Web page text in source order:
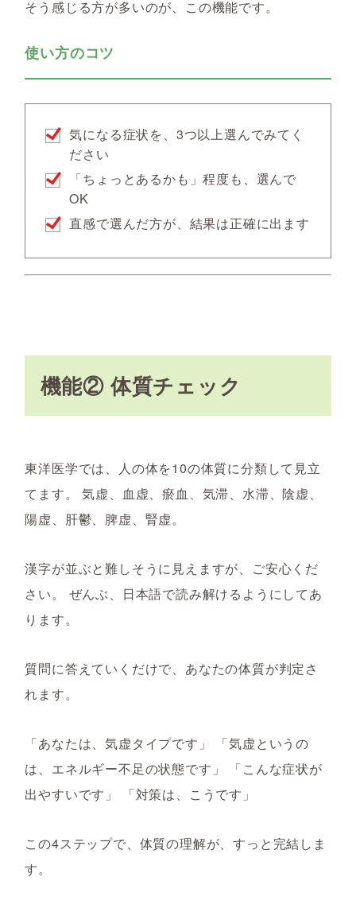
そう感じる方が多いのが、この機能です。
使い方のコツ
気になる症状を、3つ以上選んでみてく
ださい
「ちょっとあるかも」程度も、選んで
OK
直感で選んだ方が、結果は正確に出ます
機能② 体質チェック
東洋医学では、人の体を10の体質に分類して見立
てます。 気虚、血虚、瘀血、気滞、水滞、陰虚、
陽虚、肝鬱、脾虚、腎虚。
漢字が並ぶと難しそうに見えますが、ご安心くだ
さい。 ぜんぶ、日本語で読み解けるようにしてあ
ります。
質問に答えていくだけで、あなたの体質が判定さ
れます。
「あなたは、気虚タイプです」 「気虚というの
は、エネルギー不足の状態です」 「こんな症状が
出やすいです」 「対策は、こうです」
この4ステップで、体質の理解が、すっと完結しま
す。